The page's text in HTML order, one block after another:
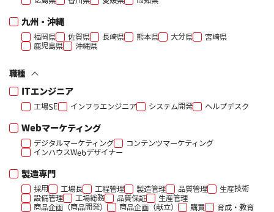
九州・沖縄
福岡県 佐賀県 長崎県 熊本県 大分県
宮崎県
鹿児島県
沖縄県
職種
ITエンジニア
工場SE インフラエンジニア システム開発 ヘルプデスク
Webマーケティング
デジタルマーケティング
コンテンツマーケティング
インハウスWebデザイナー
製造専門
採用 工場長 工程管理 製造管理 品質管理
生産技術
設備管理
工場総務 品質保証
生産管理
商品企画（商品開発）
商品企画（献立） 購買 育成・教育